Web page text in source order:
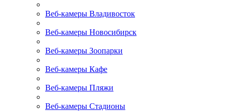
Веб-камеры Владивосток
Веб-камеры Новосибирск
Веб-камеры Зоопарки
Веб-камеры Кафе
Веб-камеры Пляжи
Веб-камеры Стадионы